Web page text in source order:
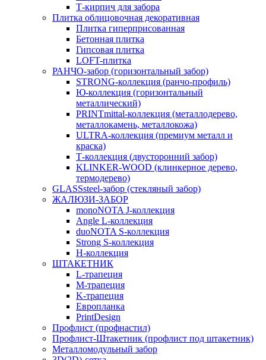
Т-кирпич для забора
Плитка облицовочная декоративная
Плитка гиперприсованная
Бетонная плитка
Гипсовая плитка
LOFT-плитка
РАНЧО-забор (горизонтальный забор)
STRONG-коллекция (ранчо-профиль)
Ю-коллекция (горизонтальный
металлический)
PRINTmittal-коллекция (металлодерево,
металлокамень, металлокожа)
ULTRA-коллекция (премиум металл и
краска)
Т-коллекция (двусторонний забор)
KLINKER-WOOD (клинкерное дерево,
термодерево)
GLASSsteel-забор (стекляный забор)
ЖАЛЮЗИ-ЗАБОР
monoNOTA J-коллекция
Angle L-коллекция
duoNOTA S-коллекция
Strong S-коллекция
H-коллекция
ШТАКЕТНИК
L-трапеция
M-трапеция
K-трапеция
Европланка
PrintDesign
Профлист (профнастил)
Профлист-Штакетник (профлист под штакетник)
Металломодульный забор